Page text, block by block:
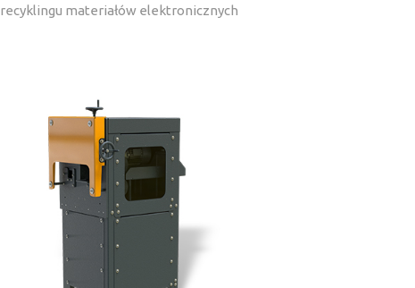
recyklingu materiałów elektronicznych